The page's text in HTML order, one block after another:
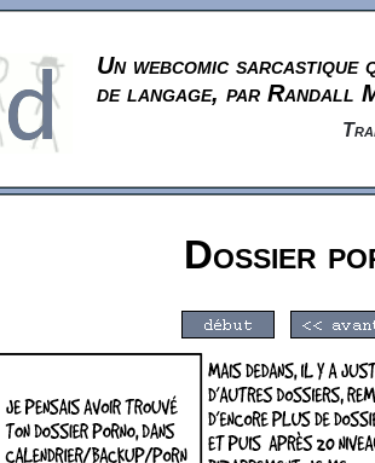
Un webcomic sarcastique
de langage, par Randall
Dossier